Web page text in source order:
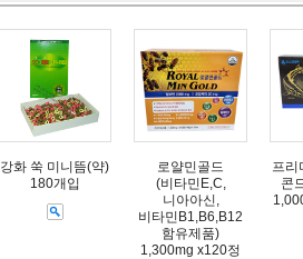
강화 쑥 미니뜸(약)
180개입
로얄민골드
(비타민E,C,
니아아신,
비타민B1,B6,B12
함유제품)
1,300mg x120정
프리
콘